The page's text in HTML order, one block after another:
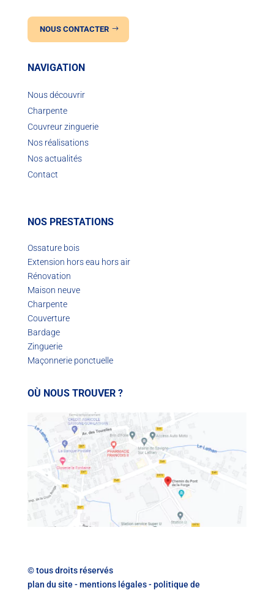
NOUS CONTACTER
NAVIGATION
Nous découvrir
Charpente
Couvreur zinguerie
Nos réalisations
Nos actualités
Contact
NOS PRESTATIONS
Ossature bois
Extension hors eau hors air
Rénovation
Maison neuve
Charpente
Couverture
Bardage
Zinguerie
Maçonnerie ponctuelle
OÙ NOUS TROUVER ?
© tous droits réservés
plan du site -mentions légales-politique de